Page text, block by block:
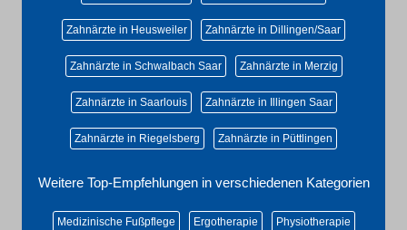
Zahnärzte in Heusweiler Zahnärzte in Dillingen/Saar
Zahnärzte in Schwalbach Saar Zahnärzte in Merzig
Zahnärzte in Saarlouis Zahnärzte in Illingen Saar
Zahnärzte in Riegelsberg Zahnärzte in Püttlingen
Weitere Top-Empfehlungen in verschiedenen Kategorien
Medizinische Fußpflege Ergotherapie Physiotherapie